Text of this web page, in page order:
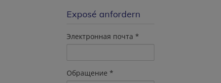
Exposé anfordern
Электронная почта
Обращение